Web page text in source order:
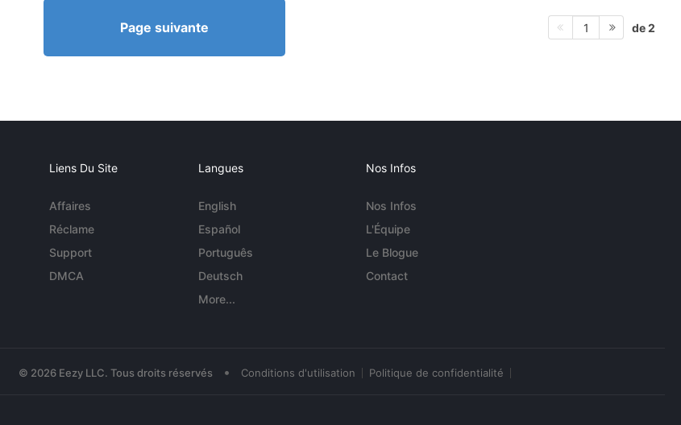
Page suivante 1 de 2
Liens Du Site
Affaires
Réclame
Support
DMCA
Langues
English
Español
Português
Deutsch
More...
Nos Infos
Nos Infos
L'Équipe
Le Blogue
Contact
© 2026 Eezy LLC. Tous droits réservés • Conditions d'utilisation Politique de confidentialité